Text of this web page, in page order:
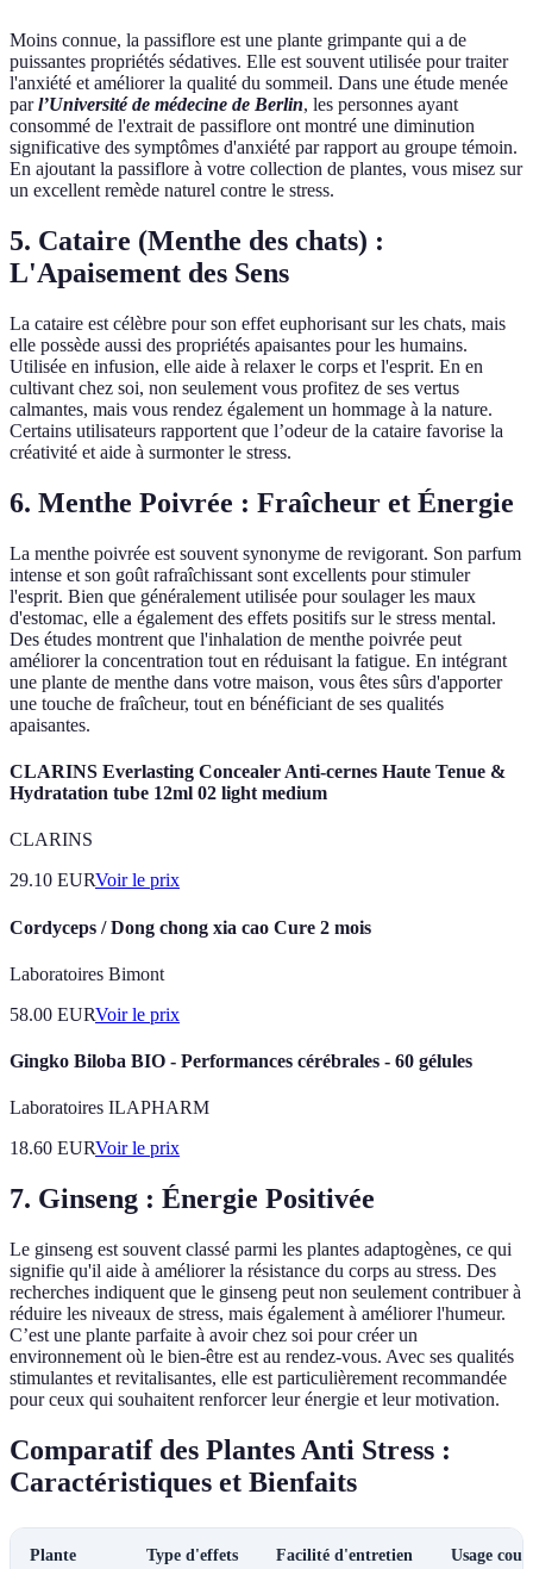
Moins connue, la passiflore est une plante grimpante qui a de
puissantes propriétés sédatives. Elle est souvent utilisée pour traiter
l'anxiété et améliorer la qualité du sommeil. Dans une étude menée
parl’Université de médecine de Berlin, les personnes ayant
consommé de l'extrait de passiflore ont montré une diminution
significative des symptômes d'anxiété par rapport au groupe témoin.
En ajoutant la passiflore à votre collection de plantes, vous misez sur
un excellent remède naturel contre le stress.
5. Cataire (Menthe des chats) :
L'Apaisement des Sens
La cataire est célèbre pour son effet euphorisant sur les chats, mais
elle possède aussi des propriétés apaisantes pour les humains.
Utilisée en infusion, elle aide à relaxer le corps et l'esprit. En en
cultivant chez soi, non seulement vous profitez de ses vertus
calmantes, mais vous rendez également un hommage à la nature.
Certains utilisateurs rapportent que l’odeur de la cataire favorise la
créativité et aide à surmonter le stress.
6. Menthe Poivrée : Fraîcheur et Énergie
La menthe poivrée est souvent synonyme de revigorant. Son parfum
intense et son goût rafraîchissant sont excellents pour stimuler
l'esprit. Bien que généralement utilisée pour soulager les maux
d'estomac, elle a également des effets positifs sur le stress mental.
Des études montrent que l'inhalation de menthe poivrée peut
améliorer la concentration tout en réduisant la fatigue. En intégrant
une plante de menthe dans votre maison, vous êtes sûrs d'apporter
une touche de fraîcheur, tout en bénéficiant de ses qualités
apaisantes.
CLARINS Everlasting Concealer Anti-cernes Haute Tenue &
Hydratation tube 12ml 02 light medium
CLARINS
29.10 EURVoir le prix
Cordyceps / Dong chong xia cao Cure 2 mois
Laboratoires Bimont
58.00 EURVoir le prix
Gingko Biloba BIO - Performances cérébrales - 60 gélules
Laboratoires ILAPHARM
18.60 EURVoir le prix
7. Ginseng : Énergie Positivée
Le ginseng est souvent classé parmi les plantes adaptogènes, ce qui
signifie qu'il aide à améliorer la résistance du corps au stress. Des
recherches indiquent que le ginseng peut non seulement contribuer à
réduire les niveaux de stress, mais également à améliorer l'humeur.
C’est une plante parfaite à avoir chez soi pour créer un
environnement où le bien-être est au rendez-vous. Avec ses qualités
stimulantes et revitalisantes, elle est particulièrement recommandée
pour ceux qui souhaitent renforcer leur énergie et leur motivation.
Comparatif des Plantes Anti Stress :
Caractéristiques et Bienfaits
Plante Type d'effets Facilité d'entretien Usage